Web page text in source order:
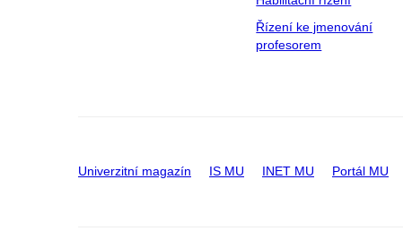
Řízení ke jmenování
profesorem
Univerzitní magazín IS MU INET MU Portál MU